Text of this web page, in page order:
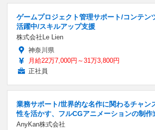
ゲームプロジェクト管理サポート/コンテン
活躍中/スキルアップ支援
株式会社Le Lien
神奈川県
月給22万7,000円～31万3,800円
正社員
業務サポート/世界的な名作に関わるチャン
性を活かす、フルCGアニメーションの制作
AnyKan株式会社